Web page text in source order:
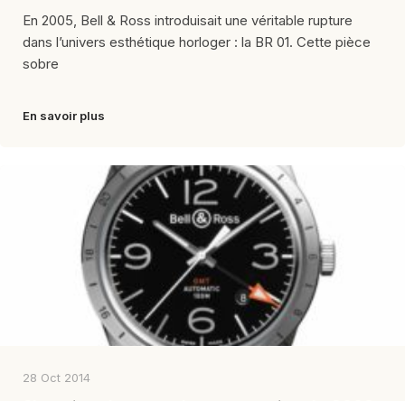
En 2005, Bell & Ross introduisait une véritable rupture
dans l’univers esthétique horloger : la BR 01. Cette pièce
sobre
En savoir plus
28 Oct 2014